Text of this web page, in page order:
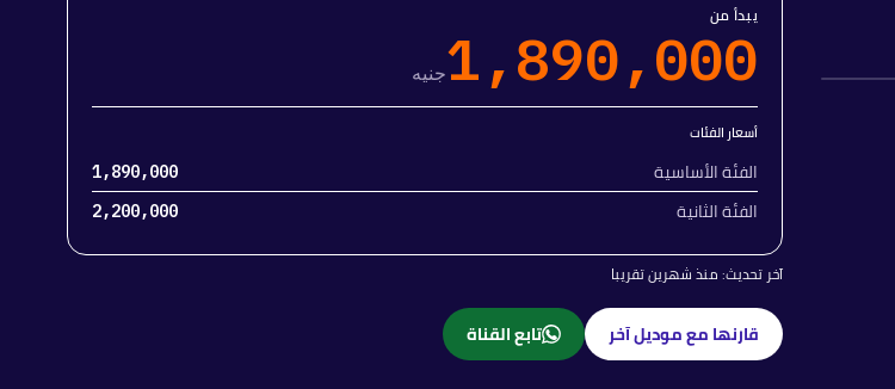
يبدأ من
1,890,000جنيه
أسعار الفئات
الفئة الأساسية 1,890,000
الفئة الثانية 2,200,000
آخر تحديث:منذ شهرين تقريبا
قارنها مع موديل آخر تابع القناة